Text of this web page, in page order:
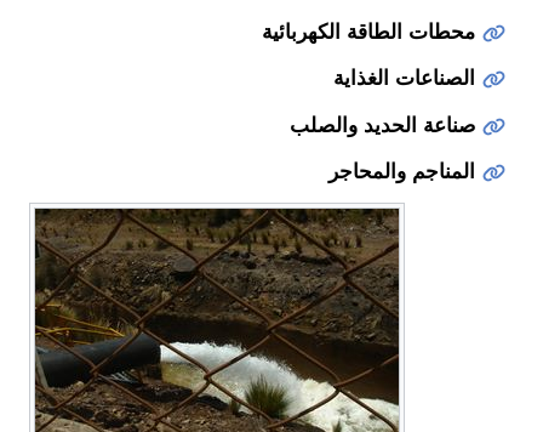
محطات الطاقة الكهربائية
الصناعات الغذاية
صناعة الحديد والصلب
المناجم والمحاجر